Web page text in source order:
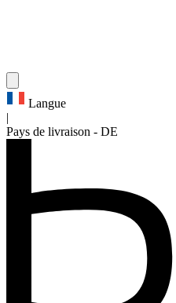
Langue
Pays de livraison - DE